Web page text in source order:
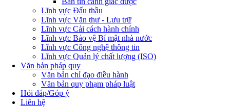
Lĩnh vực Đấu thầu
Lĩnh vực Văn thư - Lưu trữ
Lĩnh vực Cải cách hành chính
Lĩnh vực Bảo vệ Bí mật nhà nước
Lĩnh vực Công nghệ thông tin
Lĩnh vực Quản lý chất lượng (ISO)
Văn bản pháp quy
Văn bản chỉ đạo điều hành
Văn bản quy phạm pháp luật
Hỏi đáp/Góp ý
Liên hệ